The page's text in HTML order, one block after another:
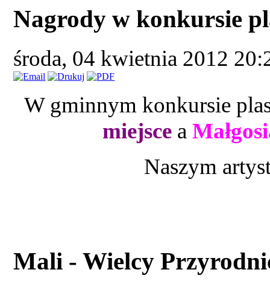
Nagrody w konkursie
środa, 04 kwietnia 2012
W gminnym konkursie
miejscea
Naszym
Mali - Wielcy